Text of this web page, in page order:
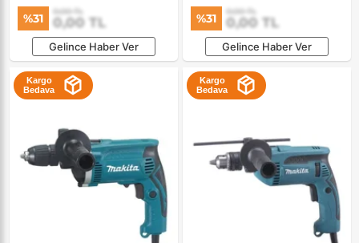
%31 0,00 TL
0,00 TL
Gelince Haber Ver
%31 0,00 TL
0,00 TL
Gelince Haber Ver
Kargo
Bedava
Kargo
Bedava